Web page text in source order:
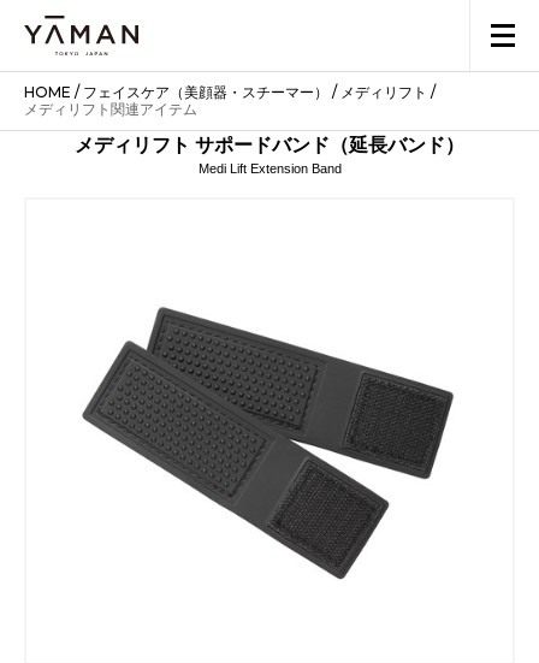
HOME / フェイスケア（美顔器・スチーマー） / メディリフト /
メディリフト関連アイテム
メディリフト サポードバンド（延長バンド）
Medi Lift Extension Band